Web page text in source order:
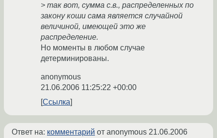
> так вот, сумма с.в., распределенных по
закону коши сама является случайной
величиной, имеющей это же
распределение.
Но моменты в любом случае
детерминированы.
anonymous
21.06.2006 11:25:22 +00:00
Ссылка
Ответ на: комментарий от anonymous 21.06.2006